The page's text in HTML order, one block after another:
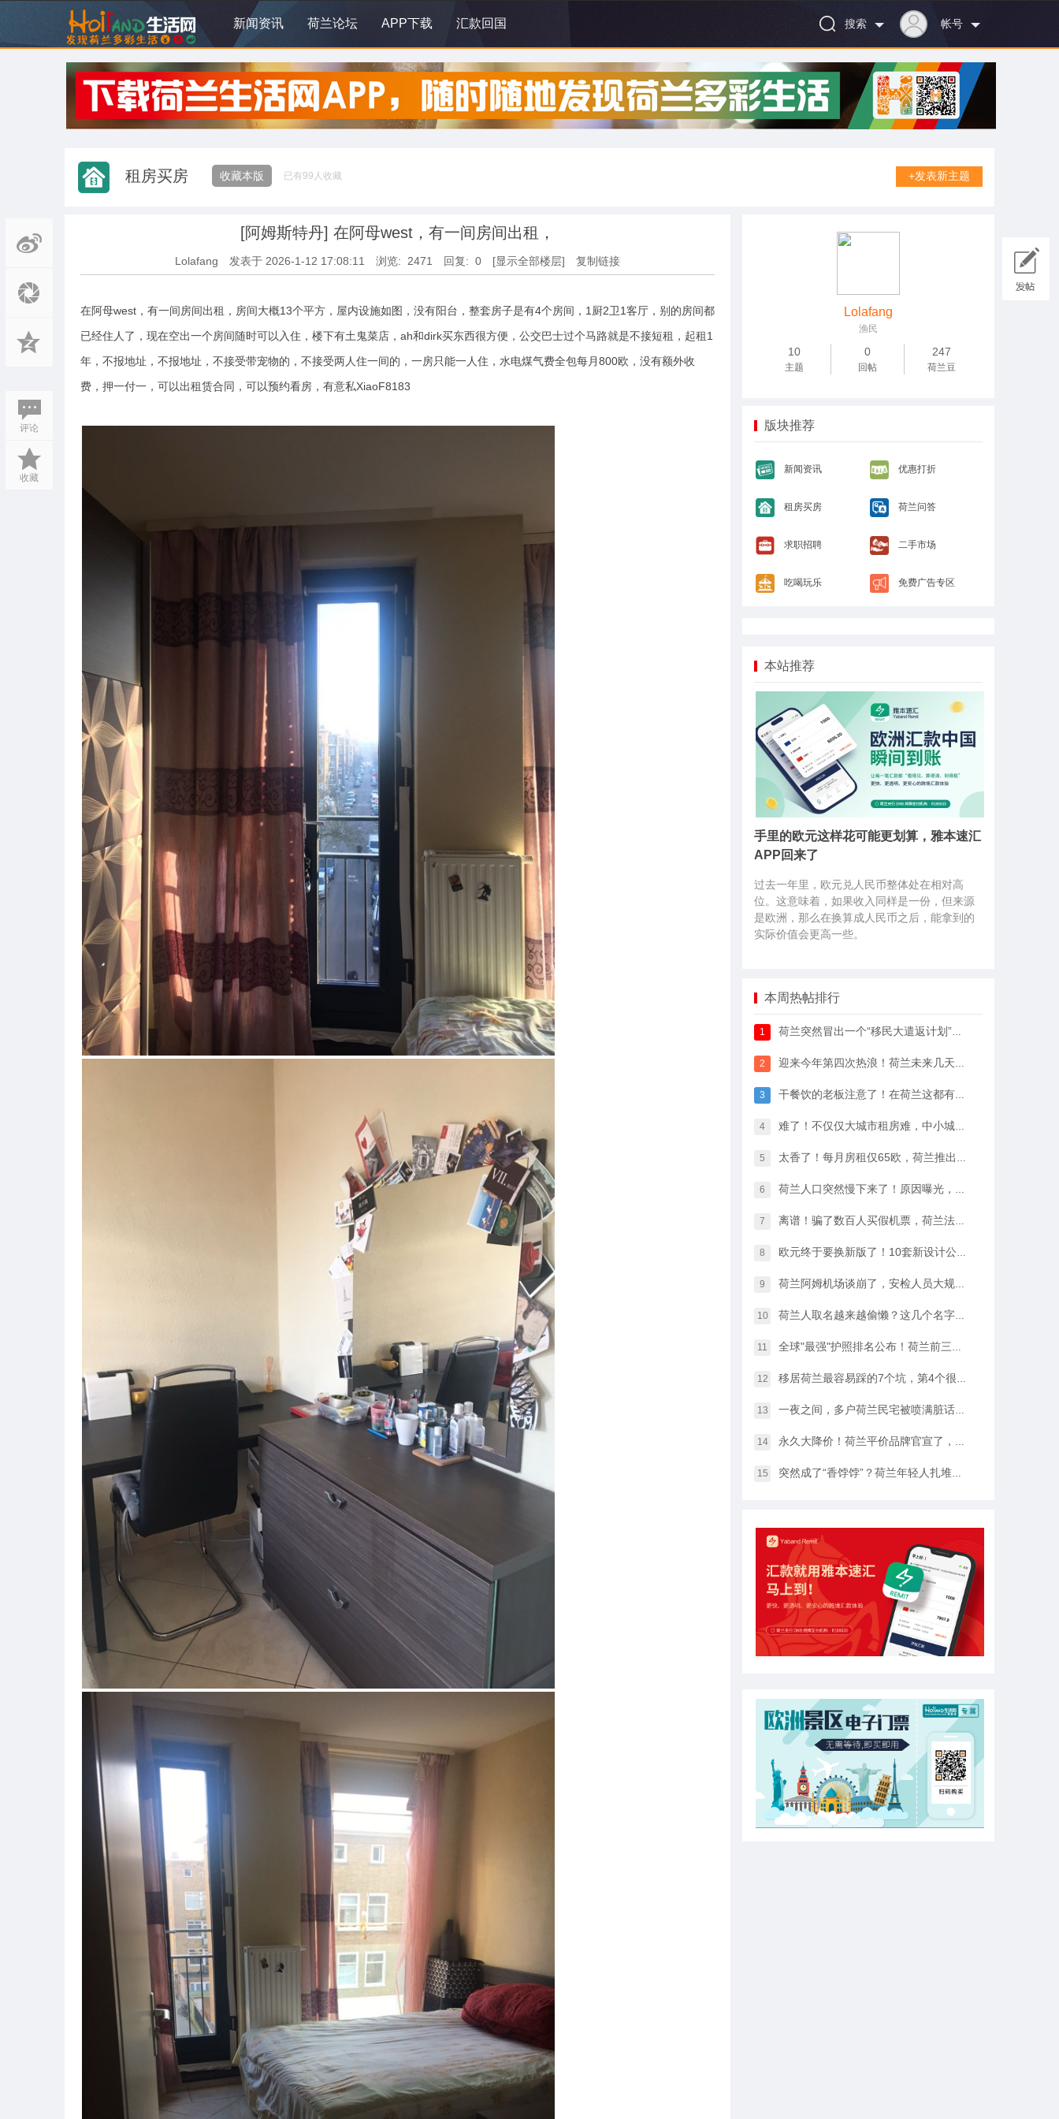
新闻资讯 荷兰论坛 APP下载 汇款回国 帐号
搜索
租房买房 收藏本版 已有99 人收藏 +发表新主题
评论
收藏
[阿姆斯特丹] 在阿母west，有一间房间出租，
Lolafang 发表于 2026-1-12 17:08:11 浏览: 2471 回复: 0 [显示全部楼层] 复制链接
在阿母west，有一间房间出租，房间大概13个平方，屋内设施如图，没有阳台，整套房子是有4个房间，1厨2卫1客厅，别的房间都
已经住人了，现在空出一个房间随时可以入住，楼下有土鬼菜店，ah和dirk买东西很方便，公交巴士过个马路就是不接短租，起租1
年，不报地址，不报地址，不接受带宠物的，不接受两人住一间的，一房只能一人住，水电煤气费全包每月800欧，没有额外收
费，押一付一，可以出租赁合同，可以预约看房，有意私XiaoF8183
Lolafang
渔民
10
主题
0
回帖
247
荷兰豆
版块推荐
新闻资讯 优惠打折
租房买房 荷兰问答
求职招聘 二手市场
吃喝玩乐 免费广告专区
本站推荐
手里的欧元这样花可能更划算，雅本速汇
APP回来了
过去一年里，欧元兑人民币整体处在相对高
位。这意味着，如果收入同样是一份，但来源
是欧洲，那么在换算成人民币之后，能拿到的
实际价值会更高一些。
本周热帖排行
1 荷兰突然冒出一个“移民大遣返计划”，64万人已经签字支持
2 迎来今年第四次热浪！荷兰未来几天最高33℃，八月中开始…
3 干餐饮的老板注意了！在荷兰这都有人偷，全过程很淡定
4 难了！不仅仅大城市租房难，中小城市的房租开始暴涨
5 太香了！每月房租仅65欧，荷兰推出学生住宿优惠福利…
6 荷兰人口突然慢下来了！原因曝光，不是因为没人生孩子
7 离谱！骗了数百人买假机票，荷兰法院竟然没判他坐牢
8 欧元终于要换新版了！10套新设计公布，你最喜欢哪一款？
9 荷兰阿姆机场谈崩了，安检人员大规模停工越来越近…
10 荷兰人取名越来越偷懒？这几个名字几乎满大街都是
11 全球"最强"护照排名公布！荷兰前三，中国护照进步很大
12 移居荷兰最容易踩的7个坑，第4个很多人都会中招…
13 一夜之间，多户荷兰民宅被喷满脏话，只因支持难民…
14 永久大降价！荷兰平价品牌官宣了，将硬扛Temu和SHEIN
15 突然成了“香饽饽”？荷兰年轻人扎堆当老师，发生了什么？